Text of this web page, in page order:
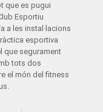
que es pugui
Esportiu
a les instal·lacions
esportiva
que segurament
tots dos
el món del fitness